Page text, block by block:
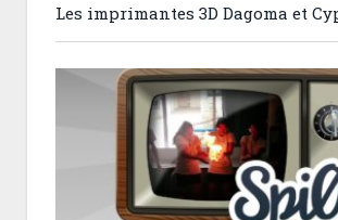
Les imprimantes 3D Dagoma et